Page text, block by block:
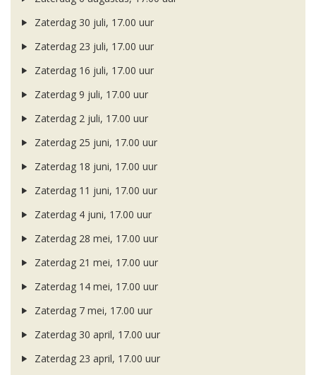
Zaterdag 30 juli, 17.00 uur
Zaterdag 23 juli, 17.00 uur
Zaterdag 16 juli, 17.00 uur
Zaterdag 9 juli, 17.00 uur
Zaterdag 2 juli, 17.00 uur
Zaterdag 25 juni, 17.00 uur
Zaterdag 18 juni, 17.00 uur
Zaterdag 11 juni, 17.00 uur
Zaterdag 4 juni, 17.00 uur
Zaterdag 28 mei, 17.00 uur
Zaterdag 21 mei, 17.00 uur
Zaterdag 14 mei, 17.00 uur
Zaterdag 7 mei, 17.00 uur
Zaterdag 30 april, 17.00 uur
Zaterdag 23 april, 17.00 uur